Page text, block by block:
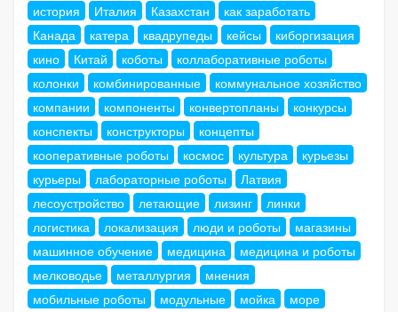
история
Италия Казахстан
как заработать
Канада
катера квадрупеды кейсы
киборгизация
кино
Китай коботы
коллаборативные роботы
колонки
комбинированные
коммунальное хозяйство
компании
компоненты конвертопланы
конкурсы
конспекты
конструкторы
концепты
кооперативные роботы
космос культура
курьезы
курьеры
лабораторные роботы
Латвия
лесоустройство
летающие лизинг
линки
логистика
локализация люди и роботы
магазины
машинное обучение
медицина
медицина и роботы
мелководье
металлургия
мнения
мобильные роботы
модульные мойка
море